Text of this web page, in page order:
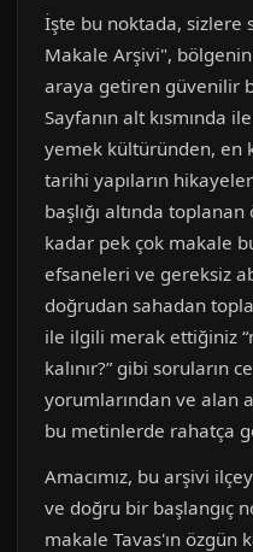
İşte bu noktada, sizlere
Makale Arşivi",
araya getiren güvenilir
Sayfanın alt kısmında
yemek kültüründen, en
tarihi yapıların
başlığı altında
kadar pek çok makale
efsaneleri ve gereksiz
doğrudan sahadan
ile ilgili merak ettiğiniz
kalınır?” gibi soruların
yorumlarından ve alan
bu metinlerde rahatça
Amacımız, bu arşivi
ve doğru bir başlangıç
makale Tavas'ın özgün